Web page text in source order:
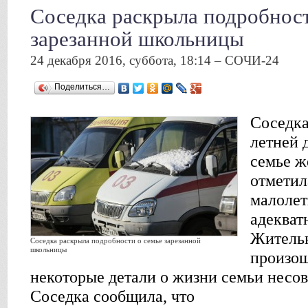
Соседка раскрыла
зарезанной школьницы
24 декабря 2016, суббота, 18:14 – СОЧИ-24
Поделиться…
Соседка раскрыла подробности о семье зарезанной
школьницы
летней
семье
некоторые детали о жизни семьи
Соседка сообщила, что